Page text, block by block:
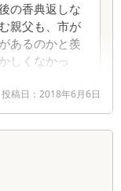
の香典返しな
親父も、市が
あるのかと羨
しくなかっ
の古さや全体
余るほどの職
寧で、普段は
、ほんの些細
、相談してみ
はお勧めでき
らお世話にな
投稿日： 2018年6月6日